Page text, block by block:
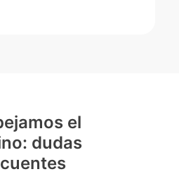
el
dudas